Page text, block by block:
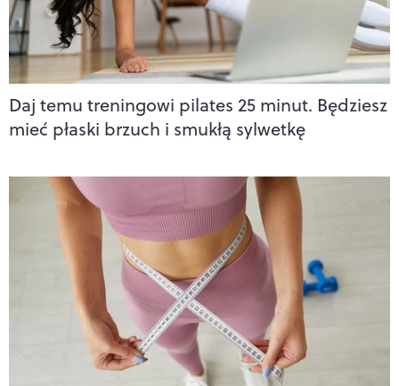
Daj temu treningowi pilates 25 minut. Będziesz
mieć płaski brzuch i smukłą sylwetkę